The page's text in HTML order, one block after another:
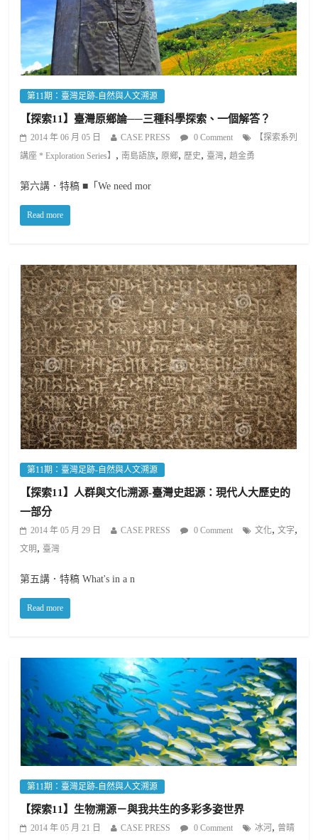
第11期：臺灣足跡-自然與人文溯源
【探索11】臺灣原鄉論──三種科學探索、一個解答？
2014 年 06 月 05 日 CASE PRESS 0 Comment
【探索系列
講座 * Exploration Series】 ,南島語族, 原鄉, 歷史, 臺灣,趙金勇
第六講．特稿 ■「We need mor
Read more
第11期：臺灣足跡-自然與人文溯源
【探索11】人群與文化溯源-臺灣史起源：現代人大歷史的
一部分
2014 年 05 月 29 日 CASE PRESS 0 Comment 文化,文字,
文明, 臺灣
第五講．特稿 What's in a n
Read more
第11期：臺灣足跡-自然與人文溯源
【探索11】生物溯源－與我共生的多彩多姿世界
2014 年 05 月 21 日 CASE PRESS 0 Comment 冰河 , 曾晴